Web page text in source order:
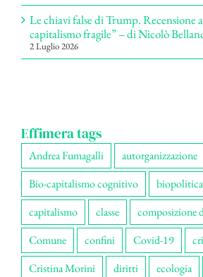
Le chiavi false di Trump. Recensione
capitalismo fragile” – di Nicolò
2 Luglio 2026
Effimera tags
Andrea Fumagalli
autorganizzazione
Bio-capitalismo cognitivo
biopolitica
capitalismo
classe
composizione
Comune
confini Covid-19
Cristina Morini
diritti ecologia